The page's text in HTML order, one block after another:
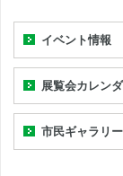
イベント情報
展覧会カレン
市民ギャラリー